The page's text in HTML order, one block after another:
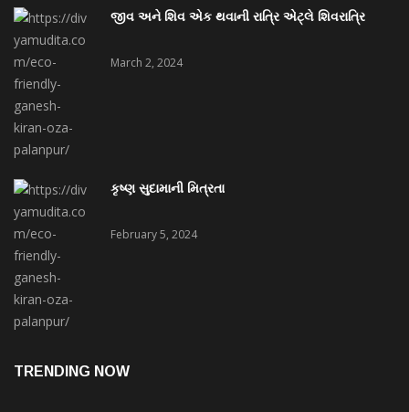
જીવ અને શિવ એક થવાની રાત્રિ એટ્લે શિવરાત્રિ
March 2, 2024
કૃષ્ણ સુદામાની મિત્રતા
February 5, 2024
TRENDING NOW